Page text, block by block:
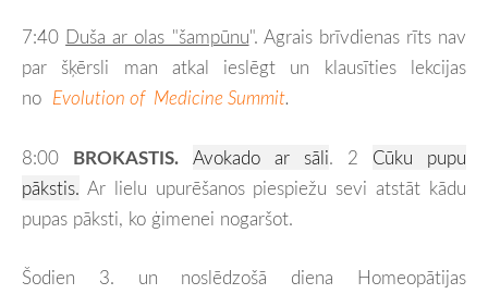
7:40 Duša ar olas "šampūnu". Agrais brīvdienas rīts nav
par šķērsli man atkal ieslēgt un klausīties lekcijas
no Evolution of Medicine Summit.
8:00 BROKASTIS. Avokado ar sāli. 2 Cūku pupu
pākstis. Ar lielu upurēšanos piespiežu sevi atstāt kādu
pupas pāksti, ko ģimenei nogaršot.
Šodien 3. un noslēdzošā diena Homeopātijas